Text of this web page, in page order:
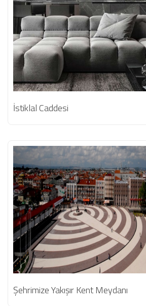
İstiklal Caddesi
Şehrimize Yakışır Kent Meydanı